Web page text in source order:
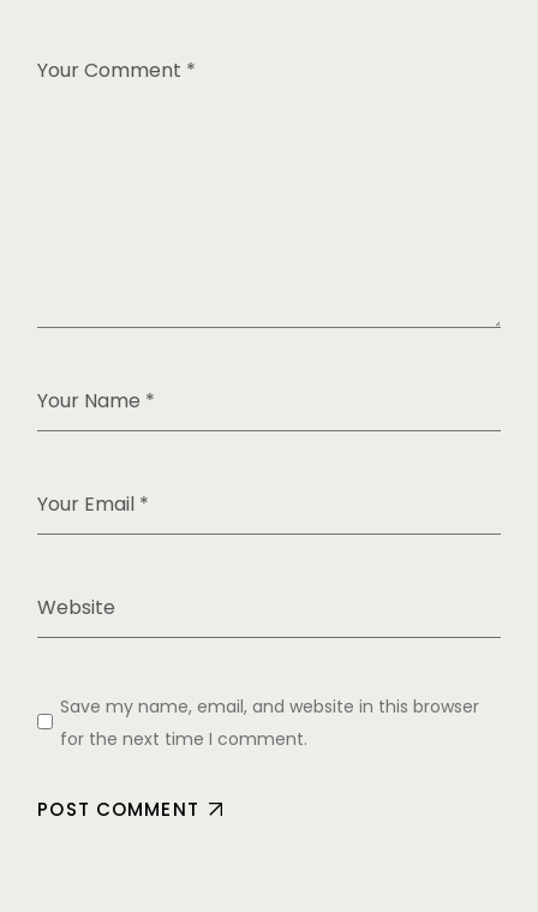
Save my name, email, and website in this browser
for the next time I comment.
POST COMMENT